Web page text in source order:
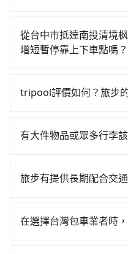
市（沙鹿區）到南投清境
$1,650~2,200（金額差
能的罰單都需自付。再
或九人座可供選擇，而
樣。另外，偶爾也會遇
小的風險。最後，雖然
灣大車隊、Uber、Line
算，價格約為
0.2%，其叫車的難度是
無論在價格或服務品質
從台中市抵達南投清境
增短暫停靠上下車點嗎？
前往南投清境枫叶山庄
待時間，收取額外費用是
tripool評價如何？旅步
定及可靠的，大多數的
車前一日凌晨6點前取消
有大件物品或眾多行李
30吋的行李箱，但如有
遮住司機視線、不會破
旅步有提供長期配合交
booking@tripool.app聯
在選擇台灣包車業者時